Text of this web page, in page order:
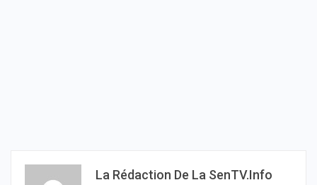
La Rédaction De La SenTV.info